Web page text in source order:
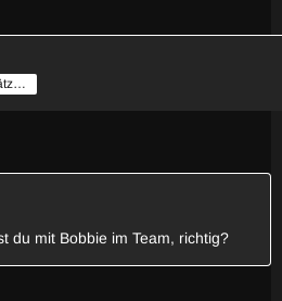
least manipulative Kätzchen
du mit Bobbie im Team, richtig?